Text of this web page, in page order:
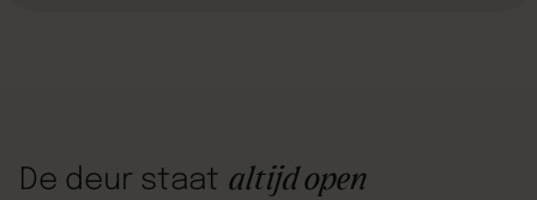
De deur staat altijd open